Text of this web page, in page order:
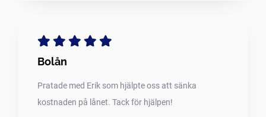
Bolån
Pratade med Erik som hjälpte oss att sänka
kostnaden på lånet. Tack för hjälpen!